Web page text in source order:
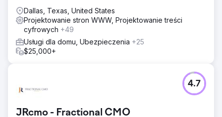
Dallas, Texas, United States
Projektowanie stron WWW, Projektowanie treści
cyfrowych +49
Usługi dla domu, Ubezpieczenia +25
$25,000+
JRcmo - Fractional CMO
4.7